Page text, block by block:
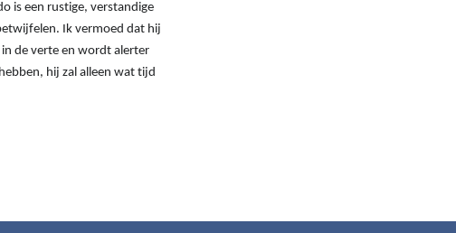
is een rustige, verstandige
Ik vermoed dat hij
de verte en wordt alerter
hij zal alleen wat tijd